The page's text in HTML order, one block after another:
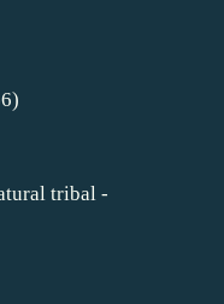
tribal -